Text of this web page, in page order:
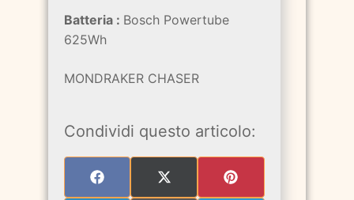
Batteria : Bosch Powertube
625Wh
MONDRAKER CHASER
Condividi questo articolo:
SHARE
SHARE
SHARE